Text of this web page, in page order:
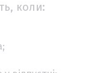
коли: